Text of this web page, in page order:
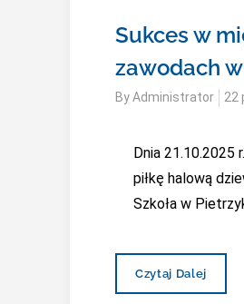
Sukces w
zawodach
ByAdministrator 22
Dnia 21.10.2025
piłkę halową
Szkoła w
Sukces
Czytaj Dalej